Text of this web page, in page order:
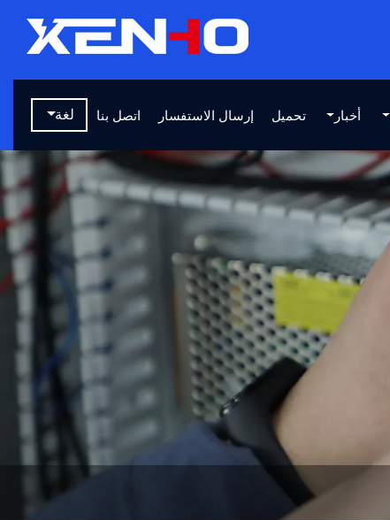
أخبار تحميل إرسال الاستفسار اتصل بنا لغة